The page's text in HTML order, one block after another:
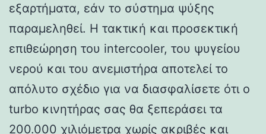
εξαρτήματα, εάν το σύστημα ψύξης
παραμεληθεί. Η τακτική και προσεκτική
επιθεώρηση του intercooler, του ψυγείου
νερού και του ανεμιστήρα αποτελεί το
απόλυτο σχέδιο για να διασφαλίσετε ότι ο
turbo κινητήρας σας θα ξεπεράσει τα
200.000 χιλιόμετρα χωρίς ακριβές και